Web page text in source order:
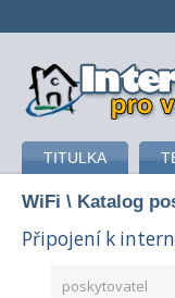
připojení k
TITULKA
WiFi \ Katalog
Připojení k
poskytovatel